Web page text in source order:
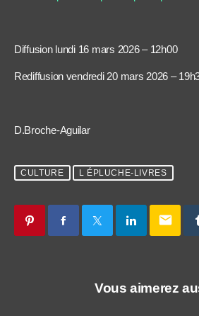
Diffusion lundi 16 mars 2026 – 12h00
Rediffusion vendredi 20 mars 2026 –
D.Broche-Aguilar
CULTURE L ÉPLUCHE-LIVRES
email
Vous aimerez